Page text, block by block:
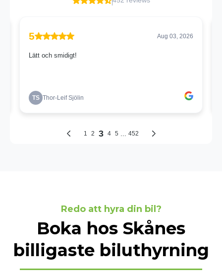
Redo att hyra din bil?
Boka hos Skånes
billigaste biluthyrning